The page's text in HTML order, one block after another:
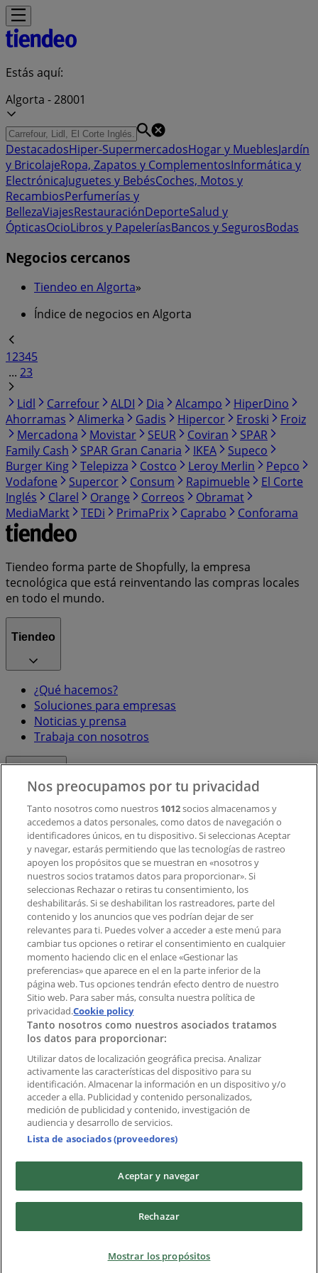
Estás aquí:
Algorta - 28001
DestacadosHiper-SupermercadosHogar y MueblesJardín
y BricolajeRopa, Zapatos y ComplementosInformática y
ElectrónicaJuguetes y BebésCoches, Motos y
RecambiosPerfumerías y
BellezaViajesRestauraciónDeporteSalud y
ÓpticasOcioLibros y PapeleríasBancos y SegurosBodas
Negocios cercanos
Tiendeo en Algorta»
Índice de negocios en Algorta
12345
... 23
Lidl
Carrefour ALDI Dia Alcampo
HiperDino
Ahorramas
Alimerka Gadis Hipercor Eroski
Froiz
Mercadona
Movistar SEUR Coviran
SPAR
Family Cash
SPAR Gran Canaria IKEA
Supeco
Burger King
Telepizza Costco Leroy Merlin
Pepco
Vodafone
Supercor Consum Rapimueble
El Corte
Inglés
Clarel Orange Correos
Obramat
MediaMarkt
TEDi PrimaPrix Caprabo Conforama
Tiendeo forma parte de Shopfully, la empresa
tecnológica que está reinventando las compras locales
en todo el mundo.
Tiendeo
¿Qué hacemos?
Soluciones para empresas
Noticias y prensa
Trabaja con nosotros
Contacto comercial y de marketing
Tienda mal colocada en el mapa
Notificar un folleto
¿Encontraste un problema en la web o en la
aplicación?
Índices
Marcas
Marcas locales
Negocios
Negocios cercanos
Productos
Productos locales
Ciudades
Descargar la APP Tiendeo
Copyright © Tiendeo ® 2026 · Shopfully Marketing S.L.U. –
Términos y condicionesPolítica de privacidad
Nos preocupamos por tu privacidad
Tanto nosotros como nuestros 1012socios almacenamos y
accedemos a datos personales, como datos de navegación o
identificadores únicos, en tu dispositivo. Si seleccionas Aceptar
y navegar, estarás permitiendo que las tecnologías de rastreo
apoyen los propósitos que se muestran en «nosotros y
nuestros socios tratamos datos para proporcionar». Si
seleccionas Rechazar o retiras tu consentimiento, los
deshabilitarás. Si se deshabilitan los rastreadores, parte del
contenido y los anuncios que ves podrían dejar de ser
relevantes para ti. Puedes volver a acceder a este menú para
cambiar tus opciones o retirar el consentimiento en cualquier
momento haciendo clic en el enlace «Gestionar las
preferencias» que aparece en el en la parte inferior de la
página web. Tus opciones tendrán efecto dentro de nuestro
Sitio web. Para saber más, consulta nuestra política de
privacidad.Cookie policy
Tanto nosotros como nuestros asociados tratamos
los datos para proporcionar:
Utilizar datos de localización geográfica precisa. Analizar
activamente las características del dispositivo para su
identificación. Almacenar la información en un dispositivo y/o
acceder a ella. Publicidad y contenido personalizados,
medición de publicidad y contenido, investigación de
audiencia y desarrollo de servicios.
Lista de asociados (proveedores)
Aceptar y navegar
Rechazar
Mostrar los propósitos